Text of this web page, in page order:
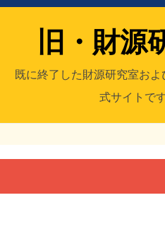
旧・財源
既に終了した財源研究室お
式サイトで